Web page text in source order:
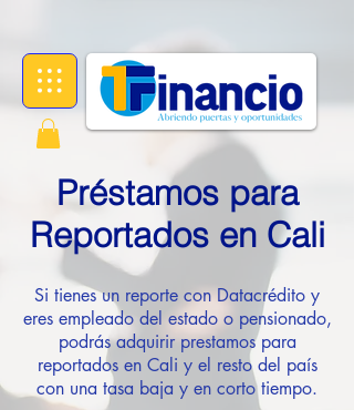
Préstamos para
Reportados en Cali
Si tienes un reporte con Datacrédito y
eres empleado del estado o pensionado,
podrás adquirir prestamos para
reportados en Cali y el resto del país
con una tasa baja y en corto tiempo.